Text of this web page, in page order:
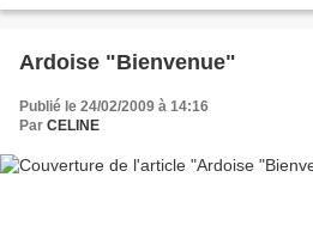
Ardoise "Bienvenue"
Publié le 24/02/2009 à 14:16
Par CELINE